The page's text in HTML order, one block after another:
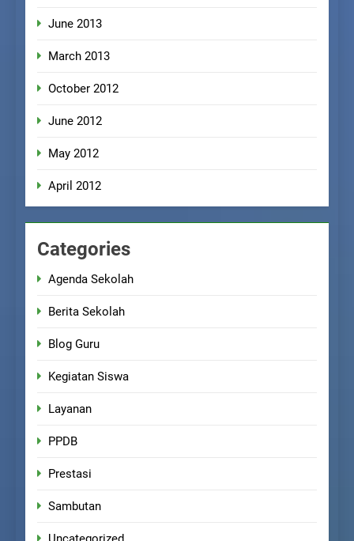
June 2013
March 2013
October 2012
June 2012
May 2012
April 2012
Categories
Agenda Sekolah
Berita Sekolah
Blog Guru
Kegiatan Siswa
Layanan
PPDB
Prestasi
Sambutan